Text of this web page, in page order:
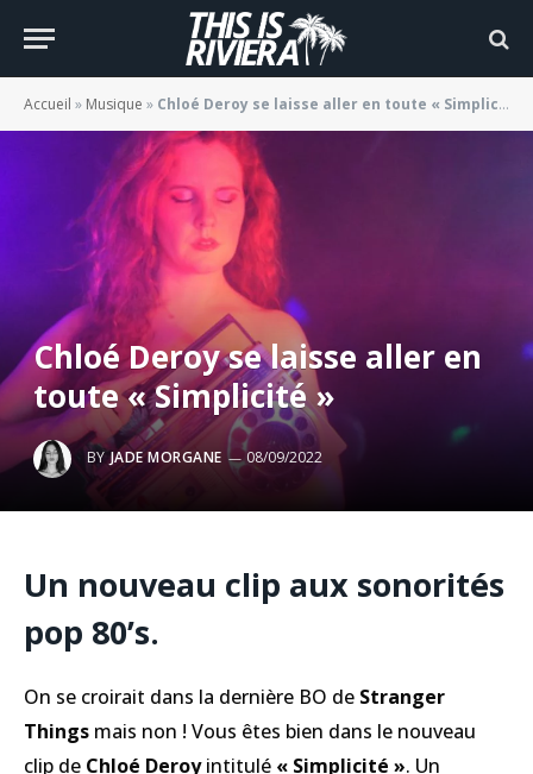
Accueil » Musique » Chloé Deroy se laisse aller en toute « Simplicité »
Chloé Deroy se laisse aller en
toute « Simplicité »
BY JADE MORGANE 08/09/2022
Un nouveau clip aux sonorités
pop 80’s.
On se croirait dans la dernière BO de Stranger
Things mais non ! Vous êtes bien dans le nouveau
clip de Chloé Deroyintitulé « Simplicité ». Un